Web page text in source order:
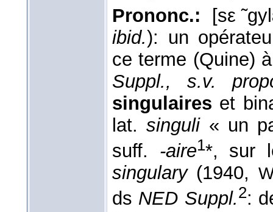
Prononc.: [sε
ibid.): un
ce terme (Quine)
Suppl., s.v.
singulaires et
lat.singuli« un
suff. -aire1*, sur
singulary(1940,
ds NED Suppl.2: